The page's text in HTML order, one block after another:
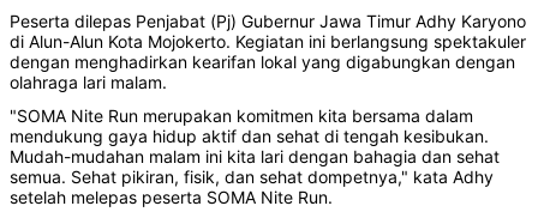
Peserta dilepas Penjabat (Pj) Gubernur Jawa Timur Adhy Karyono
di Alun-Alun Kota Mojokerto. Kegiatan ini berlangsung spektakuler
dengan menghadirkan kearifan lokal yang digabungkan dengan
olahraga lari malam.
"SOMA Nite Run merupakan komitmen kita bersama dalam
mendukung gaya hidup aktif dan sehat di tengah kesibukan.
Mudah-mudahan malam ini kita lari dengan bahagia dan sehat
semua. Sehat pikiran, fisik, dan sehat dompetnya," kata Adhy
setelah melepas peserta SOMA Nite Run.